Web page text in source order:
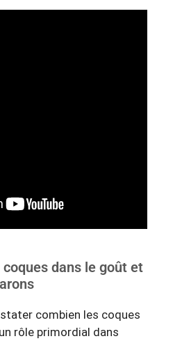
dans le goût et
combien les coques
rôle primordial dans